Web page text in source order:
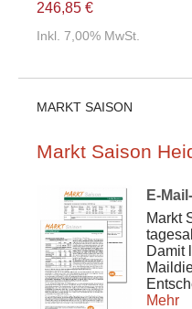
246,85 €
Inkl. 7,00% MwSt.
MARKT SAISON
Markt Saison
E-
Markt
Damit
Mehr